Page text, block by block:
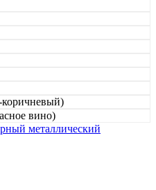
вино)
металлический